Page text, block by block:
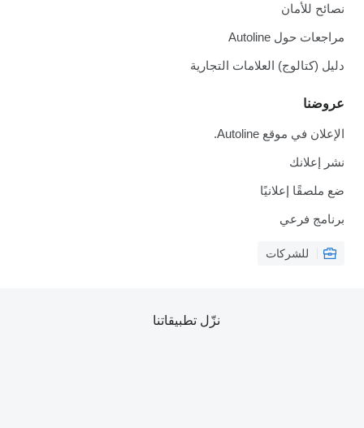
نصائح للأمان
مراجعات حول Autoline
دليل (كتالوج) العلامات التجارية
عروضنا
الإعلان في موقع Autoline.
نشر إعلانك
ضع ملصقًا إعلانيًا
برنامج فرعي
للشركات
نزّل تطبيقاتنا